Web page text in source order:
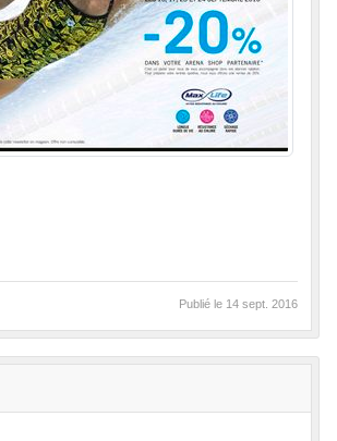
Publié le 14 sept. 2016